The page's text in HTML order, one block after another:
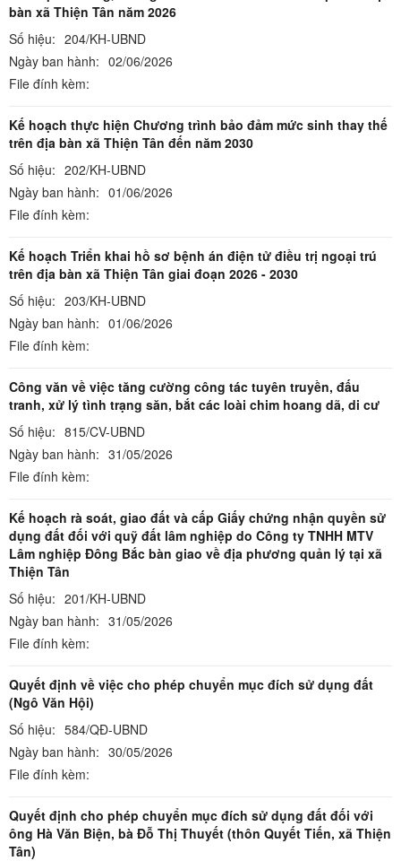
bàn xã Thiện Tân năm 2026
Số hiệu: 204/KH-UBND
Ngày ban hành: 02/06/2026
File đính kèm:
Kế hoạch thực hiện Chương trình bảo đảm mức sinh thay thế
trên địa bàn xã Thiện Tân đến năm 2030
Số hiệu: 202/KH-UBND
Ngày ban hành: 01/06/2026
File đính kèm:
Kế hoạch Triển khai hồ sơ bệnh án điện tử điều trị ngoại trú
trên địa bàn xã Thiện Tân giai đoạn 2026 - 2030
Số hiệu: 203/KH-UBND
Ngày ban hành: 01/06/2026
File đính kèm:
Công văn về việc tăng cường công tác tuyên truyền, đấu
tranh, xử lý tình trạng săn, bắt các loài chim hoang dã, di cư
Số hiệu: 815/CV-UBND
Ngày ban hành: 31/05/2026
File đính kèm:
Kế hoạch rà soát, giao đất và cấp Giấy chứng nhận quyền sử
dụng đất đối với quỹ đất lâm nghiệp do Công ty TNHH MTV
Lâm nghiệp Đông Bắc bàn giao về địa phương quản lý tại xã
Thiện Tân
Số hiệu: 201/KH-UBND
Ngày ban hành: 31/05/2026
File đính kèm:
Quyết định về việc cho phép chuyển mục đích sử dụng đất
(Ngô Văn Hội)
Số hiệu: 584/QĐ-UBND
Ngày ban hành: 30/05/2026
File đính kèm:
Quyết định cho phép chuyển mục đích sử dụng đất đối với
ông Hà Văn Biện, bà Đỗ Thị Thuyết (thôn Quyết Tiến, xã Thiện
Tân)